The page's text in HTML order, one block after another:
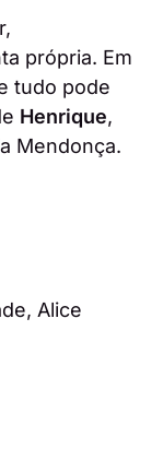
própria. Em
tudo pode
Henrique,
Mendonça.
Alice